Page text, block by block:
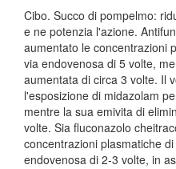
Cibo. Succo di pompelmo:
e ne potenzia l'azione.
aumentato le concentrazioni
via endovenosa di 5 volte,
aumentata di circa 3 volte. Il
l'esposizione di midazolam
mentre la sua emivita di
volte. Sia fluconazolo
concentrazioni plasmatiche
endovenosa di 2-3 volte, in